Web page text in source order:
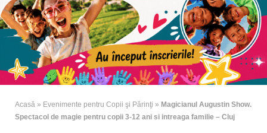
Acasă » Evenimente pentru Copii şi Părinţi » Magicianul Augustin Show.
Spectacol de magie pentru copii 3-12 ani si intreaga familie – Cluj